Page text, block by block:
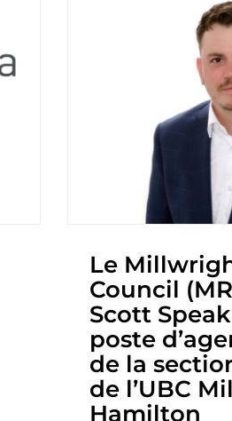
Le
Council
Scott
poste
de la
de l’UBC
Hamilton